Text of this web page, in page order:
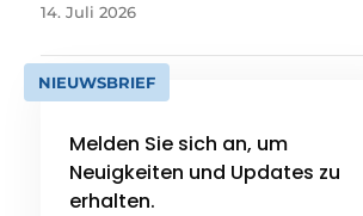
14. Juli 2026
NIEUWSBRIEF
Melden Sie sich an, um
Neuigkeiten und Updates zu
erhalten.